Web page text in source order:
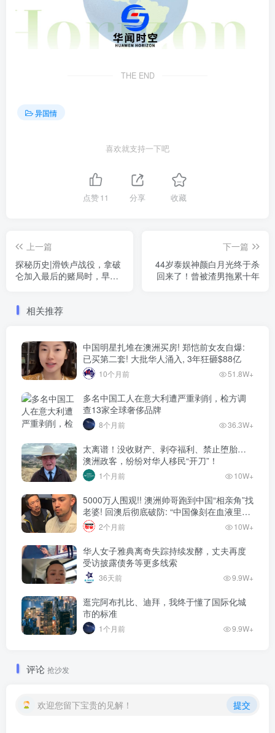
THE END
异国情
喜欢就支持一下吧
点赞11 分享 收藏
上一篇
探秘历史|滑铁卢战役，拿破
仑加入最后的赌局时，早已
下一篇
44岁泰娱神颜白月光终于杀
回来了！曾被渣男拖累十年
相关推荐
中国明星扎堆在澳洲买房! 郑恺前女友自爆:
已买第二套! 大批华人涌入, 3年狂砸$88亿
10个月前 51.8W+
多名中国工人在意大利遭严重剥削，检方调
查13家全球奢侈品牌
8个月前 36.3W+
太离谱！没收财产、剥夺福利、禁止堕胎…
澳洲政客，纷纷对华人移民“开刀”！
1个月前 10W+
5000万人围观!! 澳洲帅哥跑到中国“相亲角”找
老婆! 回澳后彻底破防: “中国像刻在血液里的
家”! 全网疯狂热议…
2个月前 10W+
华人女子雅典离奇失踪持续发酵，丈夫再度
受访披露债务等更多线索
36天前 9.9W+
逛完阿布扎比、迪拜，我终于懂了国际化城
市的标准
1个月前 9.9W+
评论 抢沙发
欢迎您留下宝贵的见解！ 提交